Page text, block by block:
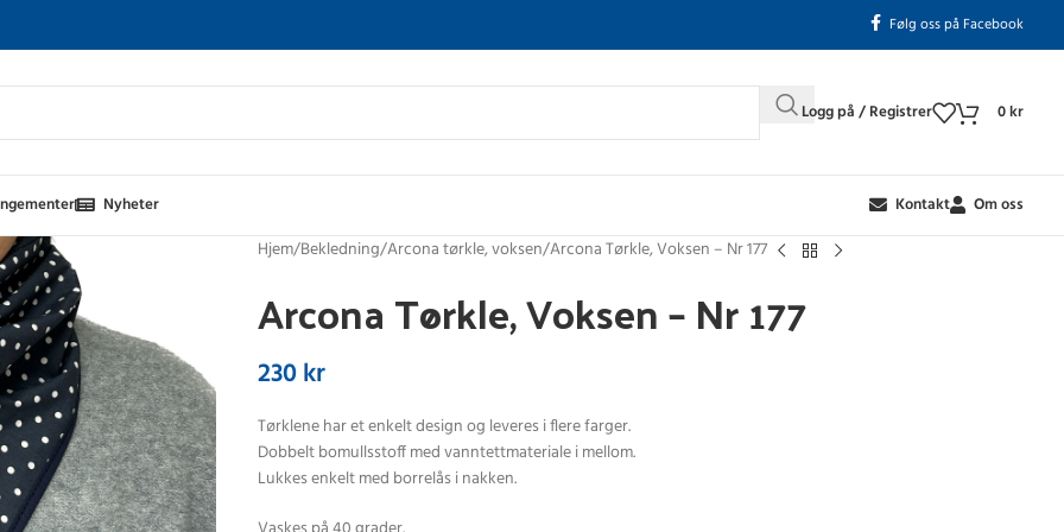
Følg oss på Facebook
Logg på / Registrer 0kr
Nyheter Kontakt Om oss
Hjem Bekledning Arcona tørkle, voksen Arcona Tørkle, Voksen – Nr 177
Arcona Tørkle, Voksen – Nr 177
230kr
Tørklene har et enkelt design og leveres i flere farger.
Dobbelt bomullsstoff med vanntettmateriale i mellom.
Lukkes enkelt med borrelås i nakken.